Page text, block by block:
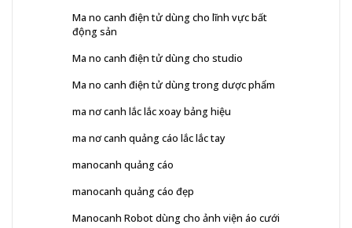
Ma no canh điện tử dùng cho lĩnh vực bất
động sản
Ma no canh điện tử dùng cho studio
Ma no canh điện tử dùng trong dược phẩm
ma nơ canh lắc lắc xoay bảng hiệu
ma nơ canh quảng cáo lắc lắc tay
manocanh quảng cáo
manocanh quảng cáo đẹp
Manocanh Robot dùng cho ảnh viện áo cưới